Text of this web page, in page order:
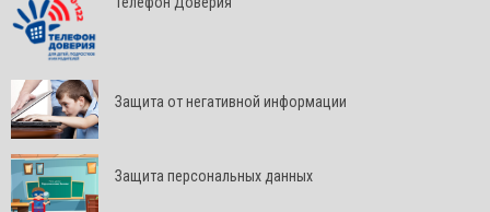
Защита от негативной информации
Защита персональных данных